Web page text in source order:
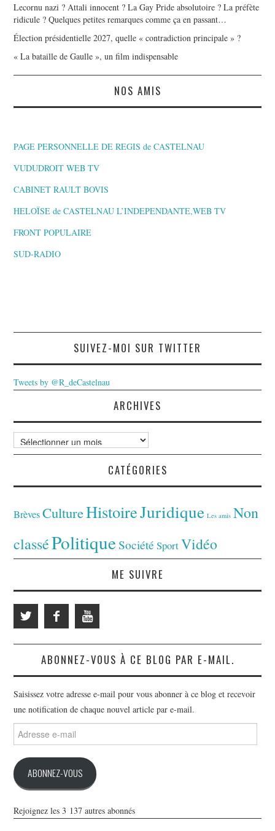
Lecornu nazi ? Attali innocent ? La Gay Pride absolutoire ? La préfète
ridicule ? Quelques petites remarques comme ça en passant…
Élection présidentielle 2027, quelle « contradiction principale » ?
« La bataille de Gaulle », un film indispensable
NOS AMIS
PAGE PERSONNELLE DE REGIS de CASTELNAU
VUDUDROIT WEB TV
CABINET RAULT BOVIS
HELOÏSE de CASTELNAU L’INDEPENDANTE,WEB TV
FRONT POPULAIRE
SUD-RADIO
SUIVEZ-MOI SUR TWITTER
Tweets by @R_deCastelnau
ARCHIVES
Archives
CATÉGORIES
Brèves CultureHistoireJuridique Les amis Non
classéPolitiqueSociété SportVidéo
ME SUIVRE
ABONNEZ-VOUS À CE BLOG PAR E-MAIL.
Saisissez votre adresse e-mail pour vous abonner à ce blog et recevoir
une notification de chaque nouvel article par e-mail.
e-
ABONNEZ-VOUS
Rejoignez les 3 137 autres abonnés